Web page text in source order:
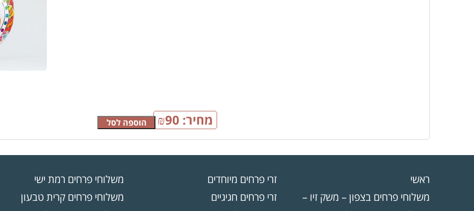
מחיר: ₪90 הוספה לסל
ראשי
משלוחי פרחים בצפון – משק זיו –
זרי פרחים מיוחדים
זרי פרחים חגיגיים
משלוחי פרחים רמת ישי
משלוחי פרחים קרית טבעון